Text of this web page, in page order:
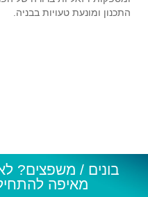
התכנון ומונעת טעויות בבניה.
בונים / משפצים?
מאיפה